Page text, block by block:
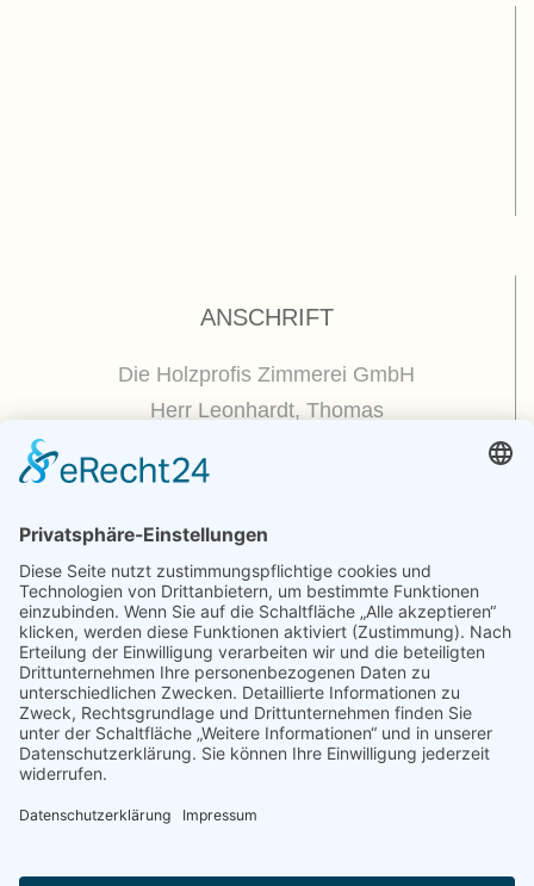
ANSCHRIFT
Die Holzprofis Zimmerei GmbH
Herr Leonhardt, Thomas
01809 Dohna / OT Borthen
Kontakt
Telefon : +49.351.270 56 50
Telefax : +49.351.270 56 70
E-mail : zimmerei@holzprofis.de